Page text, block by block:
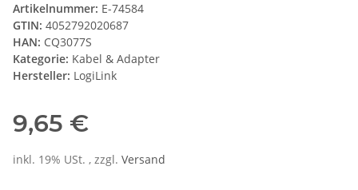
Artikelnummer: E-74584
GTIN: 4052792020687
HAN: CQ3077S
Kategorie: Kabel & Adapter
Hersteller: LogiLink
9,65 €
inkl. 19% USt. , zzgl. Versand